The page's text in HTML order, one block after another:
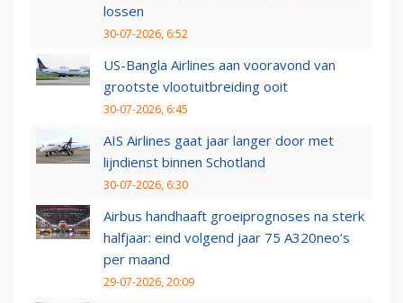
lossen
30-07-2026, 6:52
US-Bangla Airlines aan vooravond van
grootste vlootuitbreiding ooit
30-07-2026, 6:45
AIS Airlines gaat jaar langer door met
lijndienst binnen Schotland
30-07-2026, 6:30
Airbus handhaaft groeiprognoses na sterk
halfjaar: eind volgend jaar 75 A320neo’s
per maand
29-07-2026, 20:09